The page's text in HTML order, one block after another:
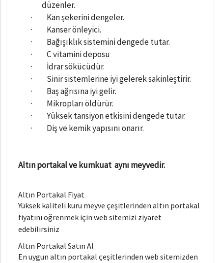
düzenler.
· Kan şekerini dengeler.
· Kanser önleyici.
· Bağışıklık sistemini dengede tutar.
· C vitamini deposu
· İdrar sökücüdür.
· Sinir sistemlerine iyi gelerek sakinleştirir.
· Baş ağrısına iyi gelir.
· Mikropları öldürür.
· Yüksek tansiyon etkisini dengede tutar.
· Diş ve kemik yapısını onarır.
Altın portakal ve kumkuat aynı meyvedir.
Altın Portakal Fiyat
Yüksek kaliteli kuru meyve çeşitlerinden altın portakal
fiyatını öğrenmek için web sitemizi ziyaret
edebilirsiniz
Altın Portakal Satın Al
En uygun altın portakal çeşitlerinden web sitemizden